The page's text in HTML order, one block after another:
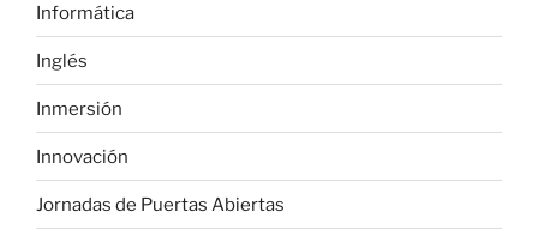
Informática
Inglés
Inmersión
Innovación
Jornadas de Puertas Abiertas